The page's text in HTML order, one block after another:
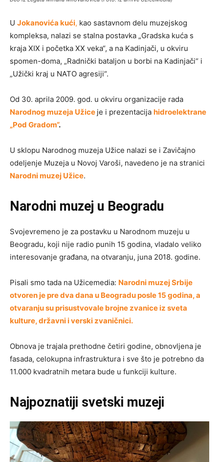
U Jokanovića kući, kao sastavnom delu muzejskog
kompleksa, nalazi se stalna postavka „Gradska kuća s
kraja XIX i početka XX veka“, a na Kadinjači, u okviru
spomen-doma, „Radnički bataljon u borbi na Kadinjači“ i
„Užički kraj u NATO agresiji“.
Od 30. aprila 2009. god. u okviru organizacije rada
Narodnog muzeja Užice je i prezentacija hidroelektrane
„Pod Gradom“.
U sklopu Narodnog muzeja Užice nalazi se i Zavičajno
odeljenje Muzeja u Novoj Varoši, navedeno je na stranici
Narodni muzej Užice.
Narodni muzej u Beogradu
Svojevremeno je za postavku u Narodnom muzeju u
Beogradu, koji nije radio punih 15 godina, vladalo veliko
interesovanje građana, na otvaranju, juna 2018. godine.
Pisali smo tada na Užicemedia: Narodni muzej Srbije
otvoren je pre dva dana u Beogradu posle 15 godina, a
otvaranju su prisustvovale brojne zvanice iz sveta
kulture, državni i verski zvaničnici.
Obnova je trajala prethodne četiri godine, obnovljena je
fasada, celokupna infrastruktura i sve što je potrebno da
11.000 kvadratnih metara bude u funkciji kulture.
Najpoznatiji svetski muzeji